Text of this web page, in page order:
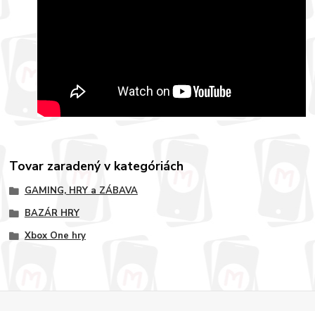
Tovar zaradený v kategóriách
GAMING, HRY a ZÁBAVA
BAZÁR HRY
Xbox One hry